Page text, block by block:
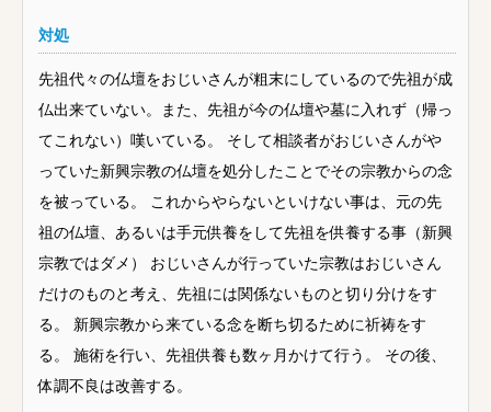
対処
先祖代々の仏壇をおじいさんが粗末にしているので先祖が成
仏出来ていない。また、先祖が今の仏壇や墓に入れず（帰っ
てこれない）嘆いている。 そして相談者がおじいさんがや
っていた新興宗教の仏壇を処分したことでその宗教からの念
を被っている。 これからやらないといけない事は、元の先
祖の仏壇、あるいは手元供養をして先祖を供養する事（新興
宗教ではダメ） おじいさんが行っていた宗教はおじいさん
だけのものと考え、先祖には関係ないものと切り分けをす
る。 新興宗教から来ている念を断ち切るために祈祷をす
る。 施術を行い、先祖供養も数ヶ月かけて行う。 その後、
体調不良は改善する。